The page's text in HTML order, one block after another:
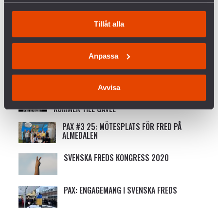
Tillåt alla
Anpassa
Avvisa
KRÖNIKA: ÖB HAR RÄTT – MILITÄREN KAN INTE
P3 DOKUMENTÄR OM BOFORSAFFÄREN
PRESSMEDDELANDE: SVENSKA FREDS OCH TITIYO
KOMMER TILL GÄVLE
PAX #3 25: MÖTESPLATS FÖR FRED PÅ
ALMEDALEN
SVENSKA FREDS KONGRESS 2020
PAX: ENGAGEMANG I SVENSKA FREDS